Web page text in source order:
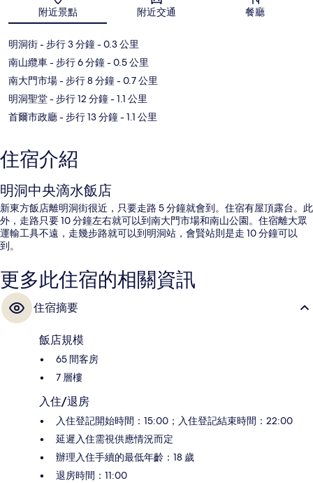
地圖
附近景點 附近交通 餐廳
明洞街- 步行 3 分鐘- 0.3 公里
南山纜車- 步行 6 分鐘- 0.5 公里
南大門市場- 步行 8 分鐘- 0.7 公里
明洞聖堂- 步行 12 分鐘- 1.1 公里
首爾市政廳- 步行 13 分鐘- 1.1 公里
住宿介紹
明洞中央滴水飯店
新東方飯店離明洞街很近，只要走路 5 分鐘就會到。住宿有屋頂露台。此
外，走路只要 10 分鐘左右就可以到南大門市場和南山公園。住宿離大眾
運輸工具不遠，走幾步路就可以到明洞站，會賢站則是走 10 分鐘可以
到。
更多此住宿的相關資訊
住宿摘要
飯店規模
65 間客房
7 層樓
入住/退房
入住登記開始時間：15:00；入住登記結束時間：22:00
延遲入住需視供應情況而定
辦理入住手續的最低年齡：18 歲
退房時間：11:00